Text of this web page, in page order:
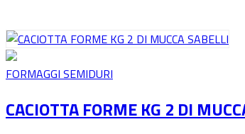
FORMAGGI SEMIDURI
CACIOTTA FORME KG 2 DI